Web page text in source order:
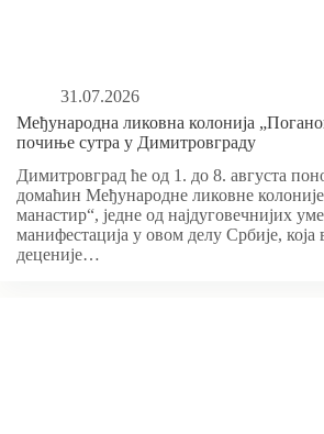
31.07.2026
Међународна ликовна колонија
почиње сутра у Димитровграду
Димитровград ће од 1. до 8. августа
домаћин Међународне ликовне
манастир“, једне од најдуговечнијих
манифестација у овом делу Србије,
деценије…